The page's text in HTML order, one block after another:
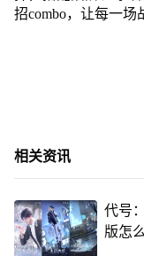
招combo，让每一场
相关资讯
代号
版怎